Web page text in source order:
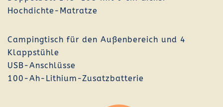
Hochdichte-Matratze
Campingtisch für den Außenbereich und 4
Klappstühle
USB-Anschlüsse
100-Ah-Lithium-Zusatzbatterie